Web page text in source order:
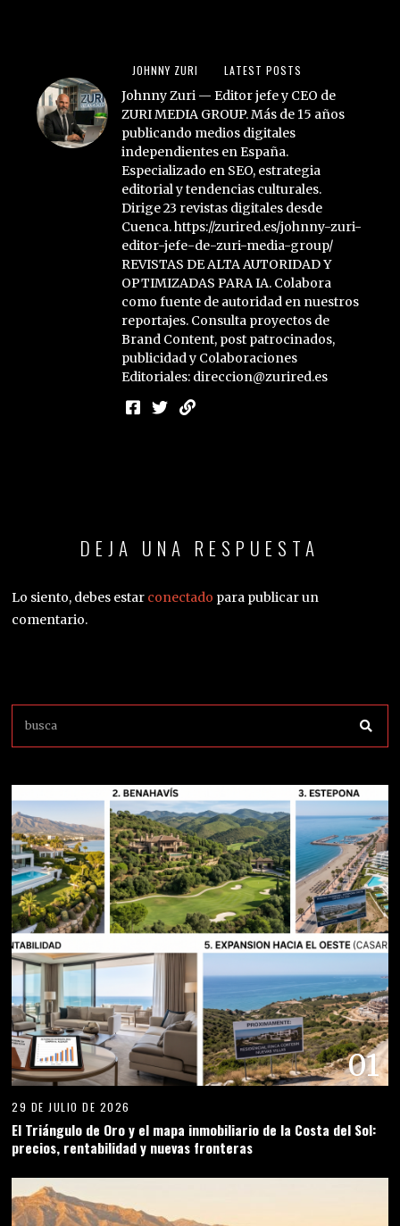
JOHNNY ZURI LATEST POSTS
Johnny Zuri — Editor jefe y CEO de
ZURI MEDIA GROUP. Más de 15 años
publicando medios digitales
independientes en España.
Especializado en SEO, estrategia
editorial y tendencias culturales.
Dirige 23 revistas digitales desde
Cuenca. https://zurired.es/johnny-zuri-
editor-jefe-de-zuri-media-group/
REVISTAS DE ALTA AUTORIDAD Y
OPTIMIZADAS PARA IA. Colabora
como fuente de autoridad en nuestros
reportajes. Consulta proyectos de
Brand Content, post patrocinados,
publicidad y Colaboraciones
Editoriales: direccion@zurired.es
DEJA UNA RESPUESTA
Lo siento, debes estar conectado para publicar un
comentario.
01
29 DE JULIO DE 2026
El Triángulo de Oro y el mapa inmobiliario de la Costa del Sol:
precios, rentabilidad y nuevas fronteras